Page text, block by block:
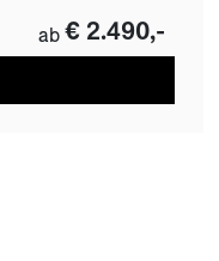
ab € 2.490,-